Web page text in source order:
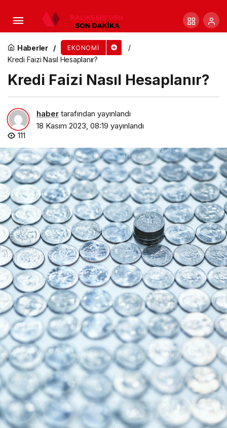
Haberler EKONOMI
Kredi Faizi Nasıl Hesaplanır?
Kredi Faizi Nasıl Hesaplanır?
haber tarafından yayınlandı
18 Kasım 2023, 08:19 yayınlandı
111
En İyi 15 Bluetooth Kulaklık Listesi